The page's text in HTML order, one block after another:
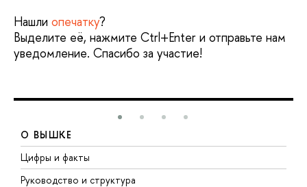
Нашли опечатку?
Выделите её, нажмите Ctrl+Enter и отправьте нам
уведомление. Спасибо за участие!
О ВЫШКЕ
Цифры и факты
Руководство и структура